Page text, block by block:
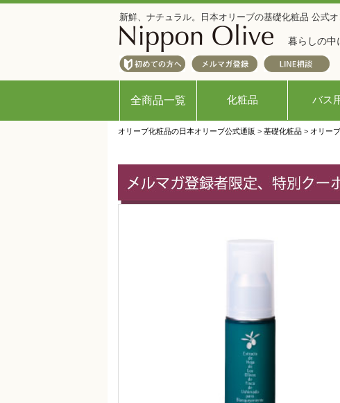
新鮮、ナチュラル。日本オリーブの基礎化粧品 公式
暮らしの中
全商品一覧 化粧品 バス
オリーブ化粧品の日本オリーブ公式通販 > 基礎化粧品> オリー